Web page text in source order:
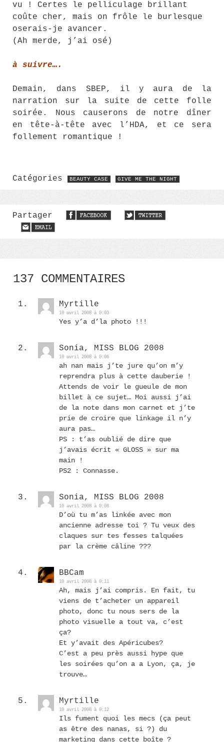
vu ! Certes le pelliculage brillant
coûte cher, mais on frôle le burlesque
oserais-je avancer.
(Ah merde, j’ai osé)
à suivre….
Demain, dans SBEP, il y aura de la
narration sur la suite de cette folle
soirée. Nous causerons de notre dîner
en tête-à-tête avec l’HDA, et ce sera
follement romantique !
Catégories BEAUTY CASE GIVE ME THE NIGHT
Partager
137 COMMENTAIRES
Myrtille
10 avril 2008 à 0:03
Yes y’a d’la photo !!!
Sonia, MISS BLOG 2008
10 avril 2008 à 0:06
ah nan mais j’te jure qu’on m’y
reprendra plus à cette dauberie !
Attends de voir le gueule de mon
billet à ce sujet… Moi aussi j’ai
de la note dans mon carnet et j’te
prie de croire que linkage il n’y
aura pas…
PS : t’as oublié de dire que
j’avais écrit « GLOSS » sur ma
main !
PS2 : Connasse.
Sonia, MISS BLOG 2008
10 avril 2008 à 0:08
D’où tu m’as linkée avec mon
ancienne adresse toi ? Tu veux des
claques sur tes fesses talquées
par la crème câline ???
BBCam
10 avril 2008 à 0:11
Ah, mais j’ai compris. En fait, tu
viens de t’acheter un appareil
photo, donc tu nous sers de la
photo visuelle a tout va, c’est
ça?
Et y’avait des Apéricubes?
C’est a peu près aussi hype que
les soirées qu’on a a Lyon, ça, je
trouve…
Myrtille
10 avril 2008 à 0:12
Ils fument quoi les mecs (ça peut
as être des nanas, si ?) du
marketing dans cette boîte ?